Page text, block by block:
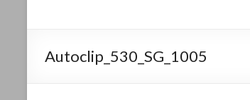
Autoclip_530_SG_1005